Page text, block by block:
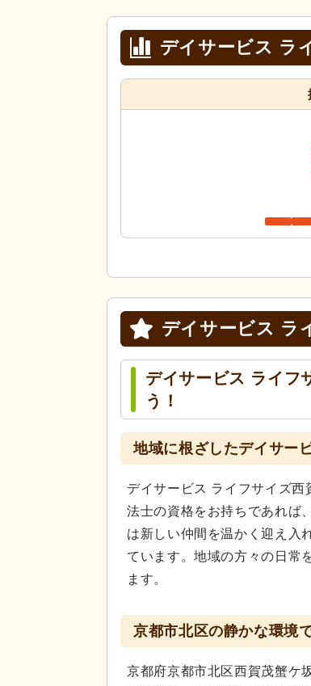
デイサービス ラ
デイサービス ラ
デイサービス ライフ
う！
地域に根ざしたデイサー
デイサービス ライフサイズ
法士の資格をお持ちであれば
は新しい仲間を温かく迎え入
ています。地域の方々の日常
ます。
京都市北区の静かな環境
京都府京都市北区西賀茂蟹ケ